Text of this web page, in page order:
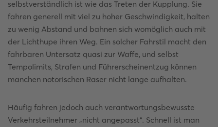
selbstverständlich ist wie das Treten der Kupplung. Sie
fahren generell mit viel zu hoher Geschwindigkeit, halten
zu wenig Abstand und bahnen sich womöglich auch mit
der Lichthupe ihren Weg. Ein solcher Fahrstil macht den
fahrbaren Untersatz quasi zur Waffe, und selbst
Tempolimits, Strafen und Führerscheinentzug können
manchen notorischen Raser nicht lange aufhalten.
Häufig fahren jedoch auch verantwortungsbewusste
Verkehrsteilnehmer „nicht angepasst“. Schnell ist man